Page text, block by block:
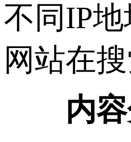
不同IP
网站在
内